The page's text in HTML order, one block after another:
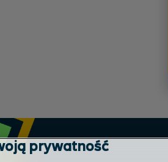
prywatność